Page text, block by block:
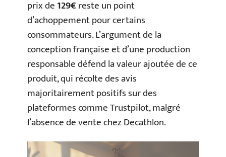
prix de129€reste un point
d’achoppement pour certains
consommateurs. L’argument de la
conception française et d’une production
responsable défend la valeur ajoutée de ce
produit, qui récolte des avis
majoritairement positifs sur des
plateformes comme Trustpilot, malgré
l’absence de vente chez Decathlon.